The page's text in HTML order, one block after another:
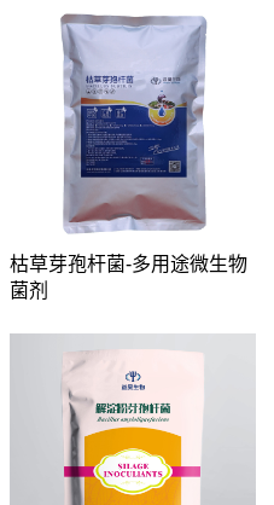
枯草芽孢杆菌-多用途微生物
菌剂